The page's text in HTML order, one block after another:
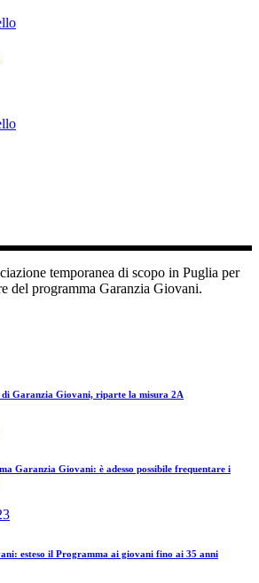
temporanea di scopo in Puglia per
del programma Garanzia Giovani.
Garanzia Giovani, riparte la misura 2A
Garanzia Giovani: è adesso possibile frequentare i
esteso il Programma ai giovani fino ai 35 anni